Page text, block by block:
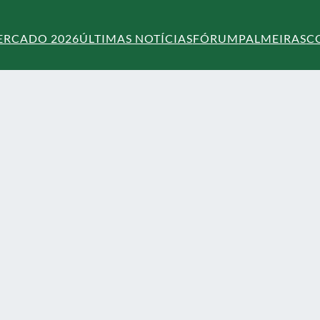
2026ÚLTIMAS NOTÍCIASFÓRUMPALMEIRAS